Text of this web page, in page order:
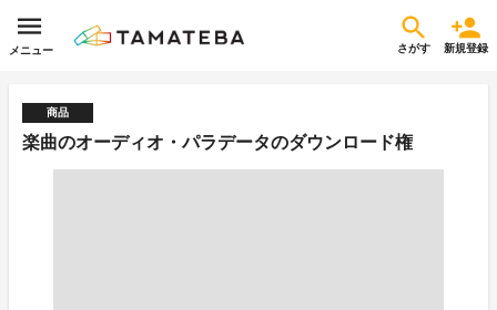
メニュー さがす 新規登録
商品
楽曲のオーディオ・パラデータのダウンロード権